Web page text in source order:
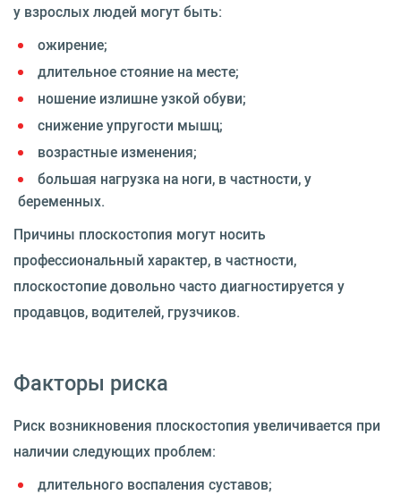
у взрослых людей могут быть:
ожирение;
длительное стояние на месте;
ношение излишне узкой обуви;
снижение упругости мышц;
возрастные изменения;
большая нагрузка на ноги, в частности, у
беременных.
Причины плоскостопия могут носить
профессиональный характер, в частности,
плоскостопие довольно часто диагностируется у
продавцов, водителей, грузчиков.
Факторы риска
Риск возникновения плоскостопия увеличивается при
наличии следующих проблем:
длительного воспаления суставов;